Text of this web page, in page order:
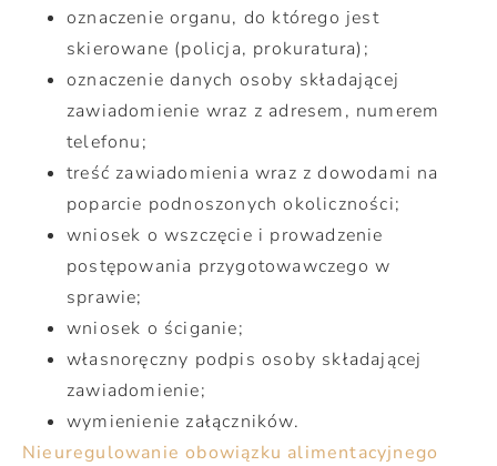
oznaczenie organu, do którego jest
skierowane (policja, prokuratura);
oznaczenie danych osoby składającej
zawiadomienie wraz z adresem, numerem
telefonu;
treść zawiadomienia wraz z dowodami na
poparcie podnoszonych okoliczności;
wniosek o wszczęcie i prowadzenie
postępowania przygotowawczego w
sprawie;
wniosek o ściganie;
własnoręczny podpis osoby składającej
zawiadomienie;
wymienienie załączników.
Nieuregulowanie obowiązku alimentacyjnego